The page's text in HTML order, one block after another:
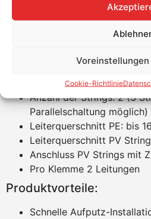
Voreinstellungen
Cookie-Richtlinie
Produkteigenschaften:
Höchste Dauerspannung:
Bemessungsstrom: 35 A
Anzahl der MPP Tracker: 2
Anzahl der Strings: 2 (3
Parallelschaltung möglich)
Leiterquerschnitt PE: bis
Leiterquerschnitt PV
Anschluss PV Strings mit
Pro Klemme 2 Leitungen
Produktvorteile:
Schnelle Aufputz-